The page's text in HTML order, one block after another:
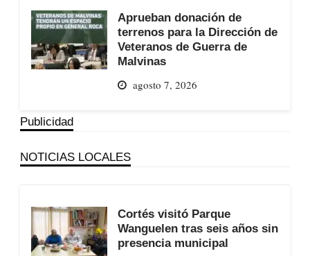
Aprueban donación de
terrenos para la Dirección de
Veteranos de Guerra de
Malvinas
agosto 7, 2026
Publicidad
NOTICIAS LOCALES
Cortés visitó Parque
Wanguelen tras seis años sin
presencia municipal